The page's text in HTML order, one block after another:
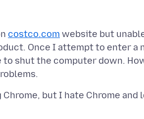
costco.com website but
Once I attempt to enter a
shut the computer down.